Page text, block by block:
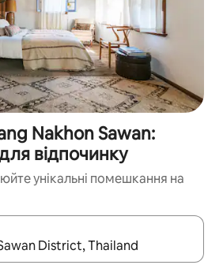
Nakhon Sawan:
відпочинку
унікальні помешкання на
пошуку, використовуйте для